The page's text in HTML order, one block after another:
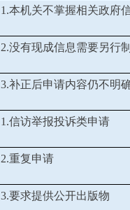
1.本机关不掌握相关政府
2.没有现成信息需要另行
3.补正后申请内容仍不明
1.信访举报投诉类申请
2.重复申请
3.要求提供公开出版物